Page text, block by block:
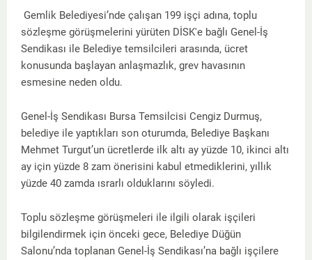
Gemlik Belediyesi’nde çalışan 199 işçi adına, toplu
sözleşme görüşmelerini yürüten DİSK'e bağlı Genel-İş
Sendikası ile Belediye temsilcileri arasında, ücret
konusunda başlayan anlaşmazlık, grev havasının
esmesine neden oldu.
Genel-İş Sendikası Bursa Temsilcisi Cengiz Durmuş,
belediye ile yaptıkları son oturumda, Belediye Başkanı
Mehmet Turgut’un ücretlerde ilk altı ay yüzde 10, ikinci altı
ay için yüzde 8 zam önerisini kabul etmediklerini, yıllık
yüzde 40 zamda ısrarlı olduklarını söyledi.
Toplu sözleşme görüşmeleri ile ilgili olarak işçileri
bilgilendirmek için önceki gece, Belediye Düğün
Salonu’nda toplanan Genel-İş Sendikası’na bağlı işçilere